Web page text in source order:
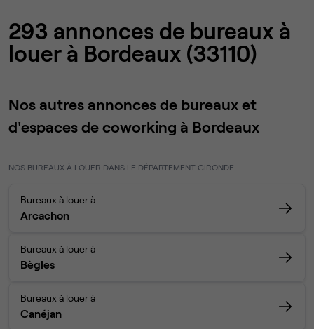
293 annonces de bureaux à
louer à Bordeaux (33110)
Nos autres annonces de bureaux et
d'espaces de coworking à Bordeaux
NOS BUREAUX À LOUER DANS LE DÉPARTEMENT GIRONDE
Bureaux à louer à
Arcachon
Bureaux à louer à
Bègles
Bureaux à louer à
Canéjan